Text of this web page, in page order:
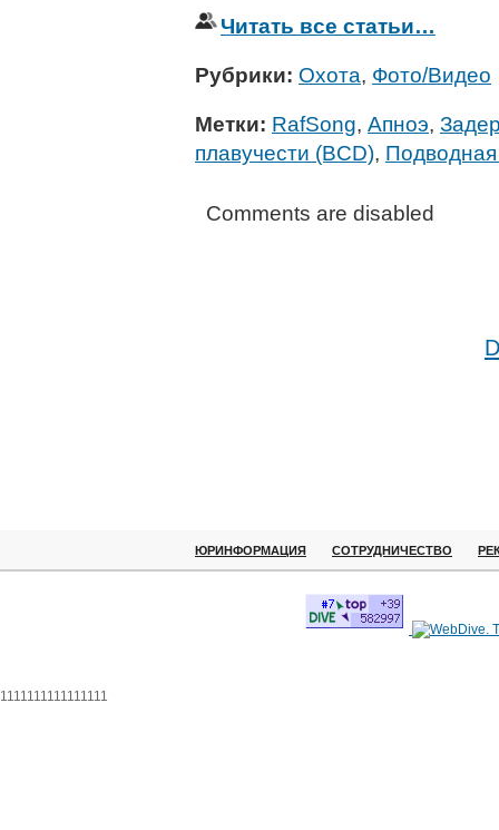
Читать все статьи…
Рубрики: Охота, Фото/Видео
Метки: RafSong, Апноэ,
плавучести (BCD),
Comments are disabled
ЮРИНФОРМАЦИЯ СОТРУДНИЧЕСТВО
1111111111111111